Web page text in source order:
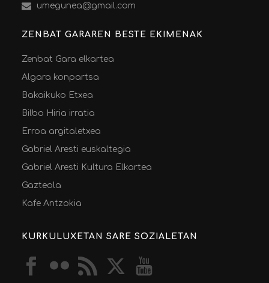
umegunea@gmail.com
ZENBAT GARAREN BESTE EKIMENAK
Zenbat Gara elkartea
Algara konpartsa
Bakaikuko Etxea
Bilbo Hiria irratia
Erroa argitaletxea
Gabriel Aresti euskaltegia
Gabriel Aresti Kultura Elkartea
Gazteola
Kafe Antzokia
KURKULUXETAN SARE SOZIALETAN